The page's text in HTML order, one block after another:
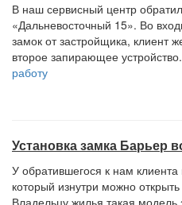
В наш сервисный центр
«Дальневосточный 15». Во
замок от застройщика, клиент
второе запирающее
работу
Установка замка Барьер
У обратившегося к нам
который изнутри можно
Владельцу жилья такая модель